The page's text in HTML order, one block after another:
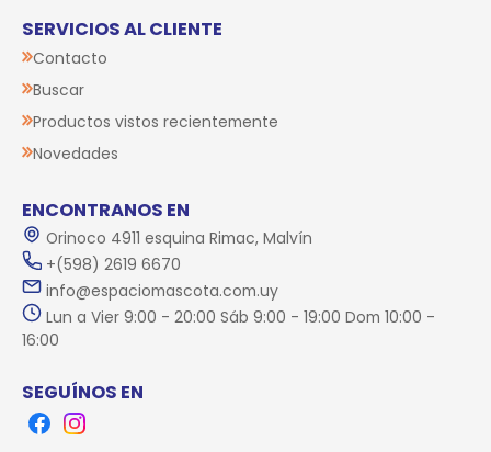
SERVICIOS AL CLIENTE
Contacto
Buscar
Productos vistos recientemente
Novedades
ENCONTRANOS EN
Orinoco 4911 esquina Rimac, Malvín
+(598) 2619 6670
info@espaciomascota.com.uy
Lun a Vier 9:00 - 20:00 Sáb 9:00 - 19:00 Dom 10:00 -
16:00
SEGUÍNOS EN
FacebookInstagram